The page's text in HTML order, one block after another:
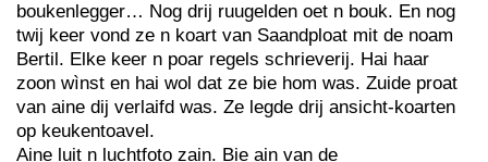
boukenlegger… Nog drij ruugelden oet n bouk. En nog
twij keer vond ze n koart van Saandploat mit de noam
Bertil. Elke keer n poar regels schrieverij. Hai haar
zoon wìnst en hai wol dat ze bie hom was. Zuide proat
van aine dij verlaifd was. Ze legde drij ansicht-koarten
op keukentoavel.
Aine luit n luchtfoto zain. Bie ain van de